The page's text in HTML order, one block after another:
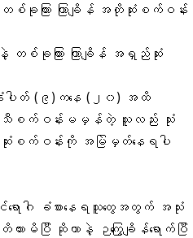
ကြား ကြာချိန် အတိုဆုံးစက်ဝန်း
ခုကြား ကြာချိန် အရှည်ဆုံး
ါတ် (၉)ကနေ (၂၀) အထိ
သီစက်ဝန်းမမှန်တဲ့ သူလည်း သုံး
စက်ဝန်းကို အမြဲမှတ်နေရပါ
ောဂါ ခံစားနေရသူတွေအတွက် အသုံး
မိပြီ ဆိုတာနဲ့ ဉကြွေချိန်ရောက်ပြီ